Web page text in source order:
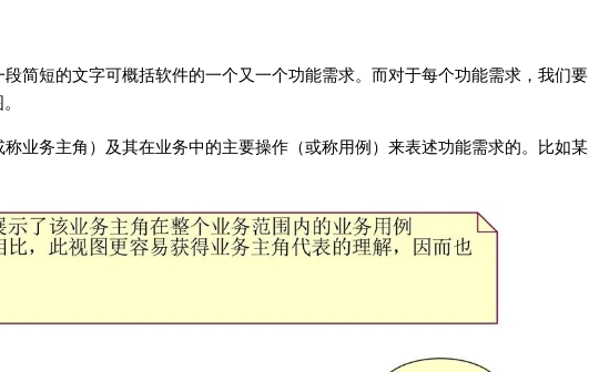
简短的文字可概括软件的一个又一个功能需求。而对于每个功能需求，我们要
业务主角）及其在业务中的主要操作（或称用例）来表述功能需求的。比如某